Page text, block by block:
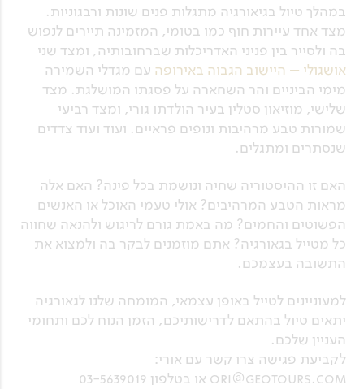
במהלך טיול בגיאורגיה מתגלות פנים שונות ורבגוניות.
מצד אחד עיירות חוף כמו בטומי, המזמינה תיירים לנפוש
בה ולסייר בין פניני האדריכלות שברחובותיה, ומצד שני
אושגולי – היישוב הגבוה באירופה עם מגדלי השמירה
מימי הביניים והר השחארה על פסגתו המושלגת. מצד
שלישי, מוזיאון סטלין בעיר הולדתו גורי, ומצד רביעי
שמורות טבע מרהיבות ונופים פראיים. ועוד ועוד צדדים
שנסתרים ומתגלים.
האם זו ההיסטוריה שחיה ונושמת בכל פינה? האם אלה
מראות הטבע המרהיבים? אולי טעמי האוכל או האנשים
הפשוטים והחמים? מה באמת גורם לריגוש ולהנאה שחווה
כל מטייל בגאורגיה? אתם מוזמנים לבקר בה ולמצוא את
התשובה בעצמכם.
למעוניינים לטייל באופן עצמאי, המומחה שלנו לגאורגיה
יתאים טיול בהתאם לדרישותיכם, הזמן הנוח לכם ותחומי
העניין שלכם.
לקביעת פגישה צרו קשר עם אורי:
ori@geotours.com או בטלפון 03-5639019